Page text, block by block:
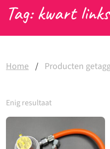
Tag: kwart links
Home / Producten
Enig resultaat